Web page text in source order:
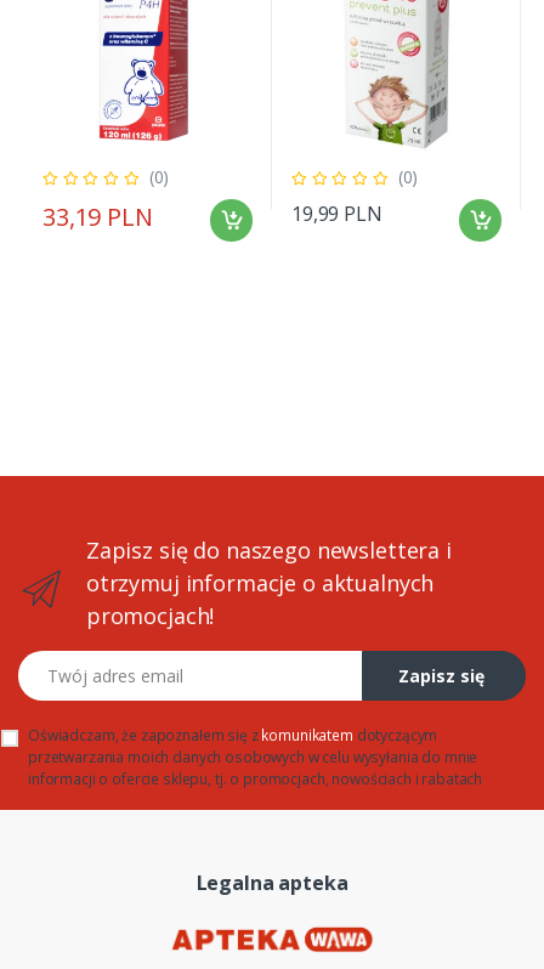
(0)
33,19 PLN
(0)
19,99 PLN
Zapisz się do naszego newslettera i
otrzymuj informacje o aktualnych
promocjach!
Twój adres email
Zapisz się
Oświadczam, że zapoznałem się zkomunikatem dotyczącym
przetwarzania moich danych osobowych w celu wysyłania do mnie
informacji o ofercie sklepu, tj. o promocjach, nowościach i rabatach
Legalna apteka